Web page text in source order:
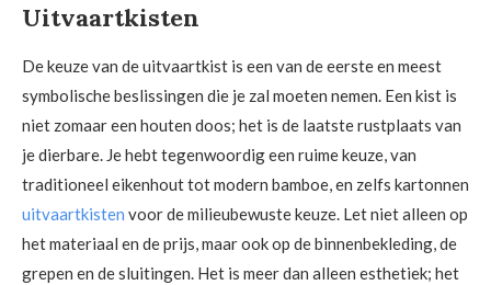
Uitvaartkisten
De keuze van de uitvaartkist is een van de eerste en meest
symbolische beslissingen die je zal moeten nemen. Een kist is
niet zomaar een houten doos; het is de laatste rustplaats van
je dierbare. Je hebt tegenwoordig een ruime keuze, van
traditioneel eikenhout tot modern bamboe, en zelfs kartonnen
uitvaartkisten voor de milieubewuste keuze. Let niet alleen op
het materiaal en de prijs, maar ook op de binnenbekleding, de
grepen en de sluitingen. Het is meer dan alleen esthetiek; het